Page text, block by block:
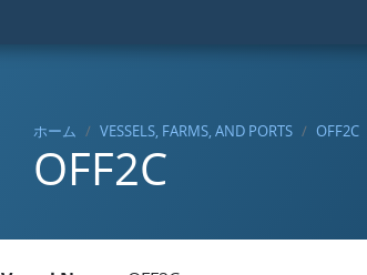
ホーム VESSELS, FARMS, AND PORTS OFF2C
OFF2C